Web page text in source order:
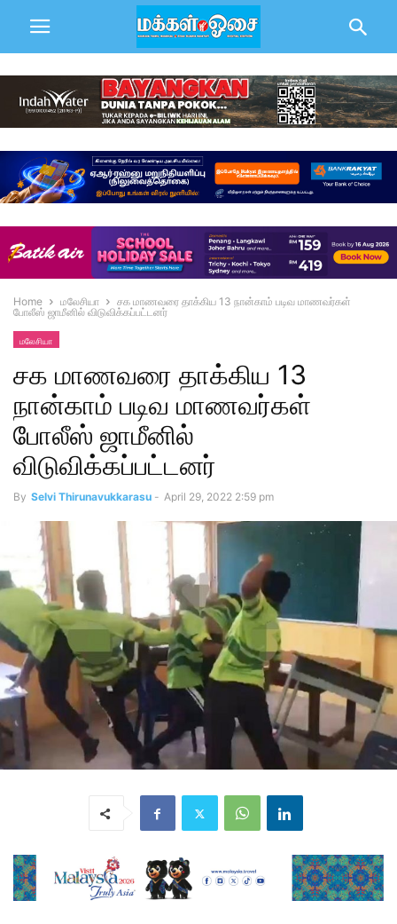
Home மலேசியா
சக மாணவரை தாக்கிய 13 நான்காம் படிவ மாணவர்கள்
போலீஸ் ஜாமீனில் விடுவிக்கப்பட்டனர்
மலேசியா
சக மாணவரை தாக்கிய 13
நான்காம் படிவ மாணவர்கள்
போலீஸ் ஜாமீனில்
விடுவிக்கப்பட்டனர்
By Selvi Thirunavukkarasu - April 29, 2022 2:59 pm